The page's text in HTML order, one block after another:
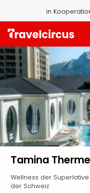
in
Tamina Therme
Wellness der
der Schweiz